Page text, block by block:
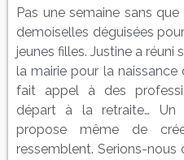
Pas une semaine sans
demoiselles déguisées
jeunes filles. Justine a
la mairie pour la naissance
fait appel à des
départ à la retraite… Un
propose même de
ressemblent. Serions-